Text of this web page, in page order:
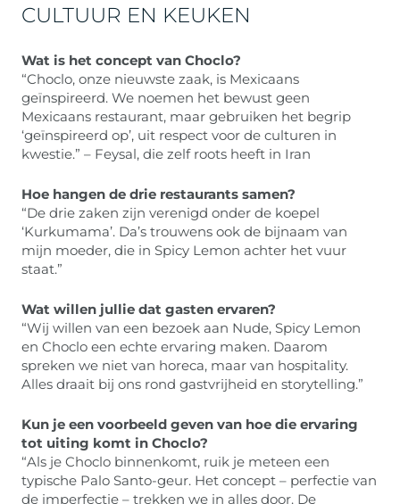
CULTUUR EN KEUKEN
Wat is het concept van Choclo?
“Choclo, onze nieuwste zaak, is Mexicaans
geïnspireerd. We noemen het bewust geen
Mexicaans restaurant, maar gebruiken het begrip
‘geïnspireerd op’, uit respect voor de culturen in
kwestie.” – Feysal, die zelf roots heeft in Iran
Hoe hangen de drie restaurants samen?
“De drie zaken zijn verenigd onder de koepel
‘Kurkumama’. Da’s trouwens ook de bijnaam van
mijn moeder, die in Spicy Lemon achter het vuur
staat.”
Wat willen jullie dat gasten ervaren?
“Wij willen van een bezoek aan Nude, Spicy Lemon
en Choclo een echte ervaring maken. Daarom
spreken we niet van horeca, maar van hospitality.
Alles draait bij ons rond gastvrijheid en storytelling.”
Kun je een voorbeeld geven van hoe die ervaring
tot uiting komt in Choclo?
“Als je Choclo binnenkomt, ruik je meteen een
typische Palo Santo-geur. Het concept – perfectie van
de imperfectie – trekken we in alles door. De